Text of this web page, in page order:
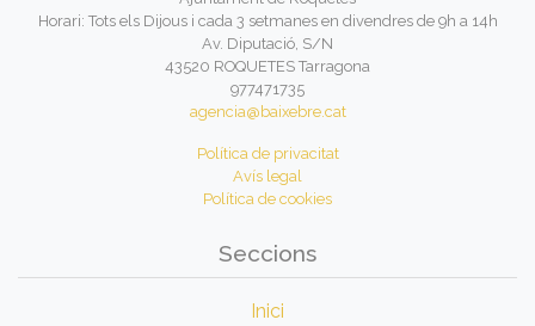
Horari: Tots els Dijous i cada 3 setmanes en divendres de 9h a 14h
Av. Diputació, S/N
43520 ROQUETES Tarragona
977471735
agencia@baixebre.cat
Política de privacitat
Avís legal
Política de cookies
Seccions
Inici